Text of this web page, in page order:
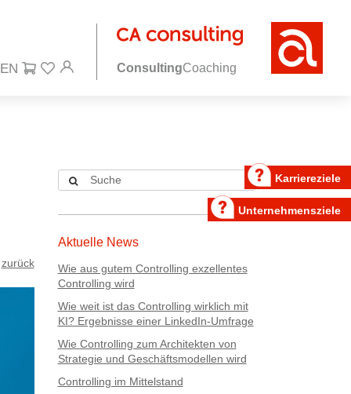
ConsultingCoaching
Karriereziele
Unternehmensziele
Aktuelle News
Wie aus gutem Controlling exzellentes
Controlling wird
Wie weit ist das Controlling wirklich mit
KI? Ergebnisse einer LinkedIn-Umfrage
Wie Controlling zum Architekten von
Strategie und Geschäftsmodellen wird
Controlling im Mittelstand
zurück